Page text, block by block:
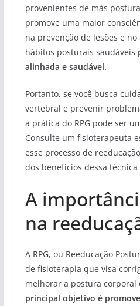
provenientes de más
promove uma maior
na prevenção de lesões e
hábitos posturais saudáveis
alinhada e saudável.
Portanto, se você busca
vertebral e prevenir
a prática do RPG pode ser
Consulte um fisioterapeuta
esse processo de
dos benefícios dessa
A
na
A RPG, ou Reeducação
de fisioterapia que visa
melhorar a postura corporal
principal objetivo é